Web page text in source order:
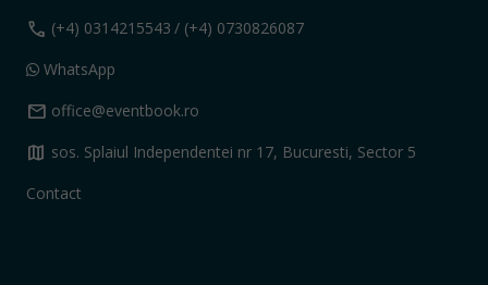
call (+4) 0314215543 / (+4) 0730826087
WhatsApp
mail office@eventbook.ro
map sos. Splaiul Independentei nr 17, Bucuresti, Sector 5
Contact